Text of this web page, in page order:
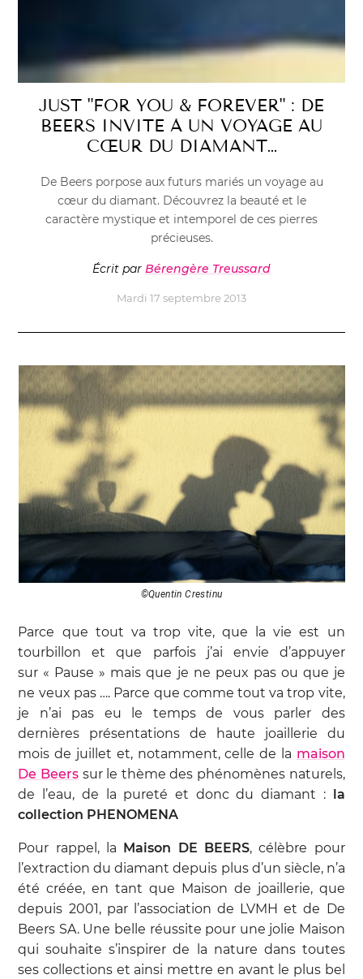
JUST "FOR YOU & FOREVER" : DE
BEERS INVITE À UN VOYAGE AU
CŒUR DU DIAMANT…
De Beers porpose aux futurs mariés un voyage au
cœur du diamant. Découvrez la beauté et le
caractère mystique et intemporel de ces pierres
précieuses.
Écrit par Bérengère Treussard
Mardi 17 septembre 2013
©Quentin Crestinu
Parce que tout va trop vite, que la vie est un
tourbillon et que parfois j’ai envie d’appuyer
sur « Pause » mais que je ne peux pas ou que je
ne veux pas …. Parce que comme tout va trop vite,
je n’ai pas eu le temps de vous parler des
dernières présentations de haute joaillerie du
mois de juillet et, notamment, celle de la maison
De Beers sur le thème des phénomènes naturels,
de l’eau, de la pureté et donc du diamant : la
collection PHENOMENA
Pour rappel, la Maison DE BEERS, célèbre pour
l’extraction du diamant depuis plus d’un siècle, n’a
été créée, en tant que Maison de joaillerie, que
depuis 2001, par l’association de LVMH et de De
Beers SA. Une belle réussite pour une jolie Maison
qui souhaite s’inspirer de la nature dans toutes
ses collections et ainsi mettre en avant le plus bel